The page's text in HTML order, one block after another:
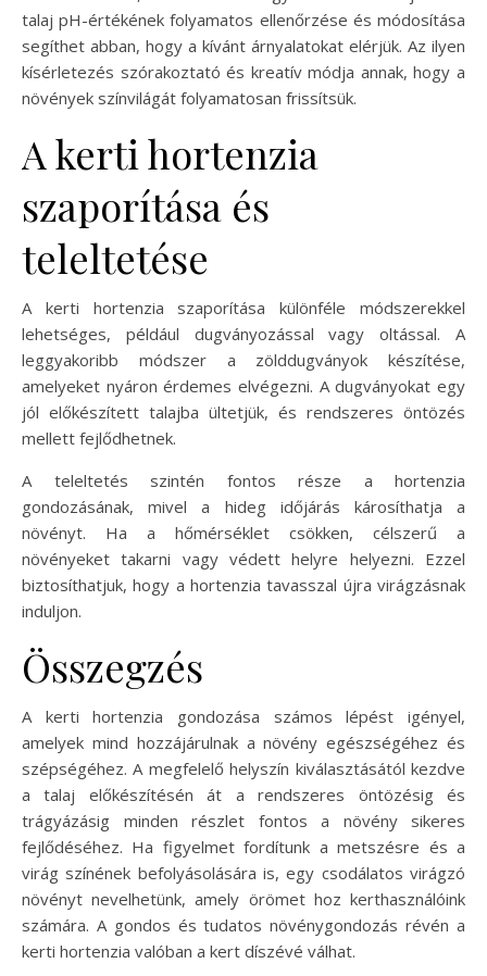
talaj pH-értékének folyamatos ellenőrzése és módosítása
segíthet abban, hogy a kívánt árnyalatokat elérjük. Az ilyen
kísérletezés szórakoztató és kreatív módja annak, hogy a
növények színvilágát folyamatosan frissítsük.
A kerti hortenzia
szaporítása és
teleltetése
A kerti hortenzia szaporítása különféle módszerekkel
lehetséges, például dugványozással vagy oltással. A
leggyakoribb módszer a zölddugványok készítése,
amelyeket nyáron érdemes elvégezni. A dugványokat egy
jól előkészített talajba ültetjük, és rendszeres öntözés
mellett fejlődhetnek.
A teleltetés szintén fontos része a hortenzia
gondozásának, mivel a hideg időjárás károsíthatja a
növényt. Ha a hőmérséklet csökken, célszerű a
növényeket takarni vagy védett helyre helyezni. Ezzel
biztosíthatjuk, hogy a hortenzia tavasszal újra virágzásnak
induljon.
Összegzés
A kerti hortenzia gondozása számos lépést igényel,
amelyek mind hozzájárulnak a növény egészségéhez és
szépségéhez. A megfelelő helyszín kiválasztásától kezdve
a talaj előkészítésén át a rendszeres öntözésig és
trágyázásig minden részlet fontos a növény sikeres
fejlődéséhez. Ha figyelmet fordítunk a metszésre és a
virág színének befolyásolására is, egy csodálatos virágzó
növényt nevelhetünk, amely örömet hoz kerthasználóink
számára. A gondos és tudatos növénygondozás révén a
kerti hortenzia valóban a kert díszévé válhat.